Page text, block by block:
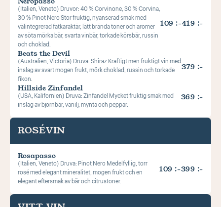
(Italien, Veneto) Druvor: 40 % Corvinone, 30 % Corvina,
30 % Pinot Nero Stor fruktig, nyanserad smak med
välintegrerad fatkaraktär, lätt brända toner och aromer
av söta mörka bär, svarta vinbär, torkade körsbär, russin
och choklad.
109 :-419 :-
Beats the Devil
(Australien, Victoria) Druva: Shiraz Kraftigt men fruktigt vin med
inslag av svart mogen frukt, mörk choklad, russin och torkade
fikon.
379 :-
Hillside Zinfandel
(USA, Kalifornien) Druva: Zinfandel Mycket fruktig smak med
inslag av björnbär, vanilj, mynta och peppar.
369 :-
ROSÉVIN
Rosapasso
(Italien, Veneto) Druva: Pinot Nero Medelfyllig, torr
rosé med elegant mineralitet, mogen frukt och en
elegant eftersmak av bär och citrustoner.
109 :-399 :-